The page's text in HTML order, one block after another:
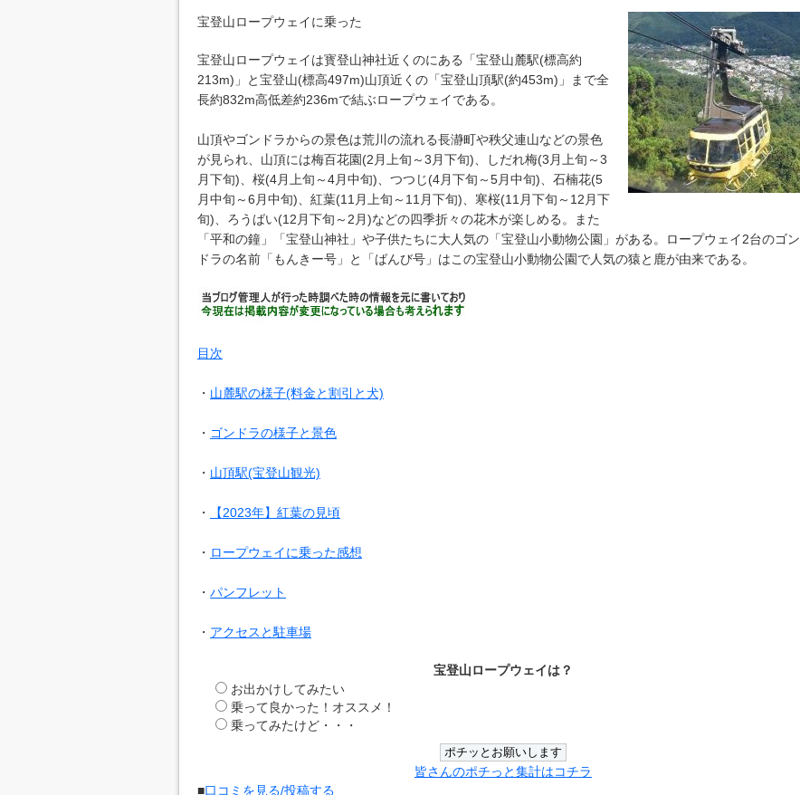
宝登山ロープウェイに乗った
宝登山ロープウェイは寳登山神社近くのにある「宝登山麓駅(標高約
213m)」と宝登山(標高497m)山頂近くの「宝登山頂駅(約453m)」まで全
長約832m高低差約236mで結ぶロープウェイである。
山頂やゴンドラからの景色は荒川の流れる長瀞町や秩父連山などの景色
が見られ、山頂には梅百花園(2月上旬～3月下旬)、しだれ梅(3月上旬～3
月下旬)、桜(4月上旬～4月中旬)、つつじ(4月下旬～5月中旬)、石楠花(5
月中旬～6月中旬)、紅葉(11月上旬～11月下旬)、寒桜(11月下旬～12月下
旬)、ろうばい(12月下旬～2月)などの四季折々の花木が楽しめる。また
「平和の鐘」「宝登山神社」や子供たちに大人気の「宝登山小動物公園」がある。ロープウェイ2台のゴン
ドラの名前「もんきー号」と「ばんび号」はこの宝登山小動物公園で人気の猿と鹿が由来である。
目次
・ 山麓駅の様子(料金と割引と犬)
・ ゴンドラの様子と景色
・ 山頂駅(宝登山観光)
・ 【2023年】紅葉の見頃
・ ロープウェイに乗った感想
・ パンフレット
・ アクセスと駐車場
宝登山ロープウェイは？
お出かけしてみたい
乗って良かった！オススメ！
乗ってみたけど・・・
皆さんのポチっと集計はコチラ
■口コミを見る/投稿する